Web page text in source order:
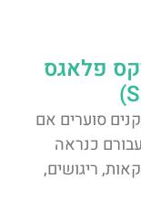
פלאגס
סוערים אם
כנראה
ריגושים,